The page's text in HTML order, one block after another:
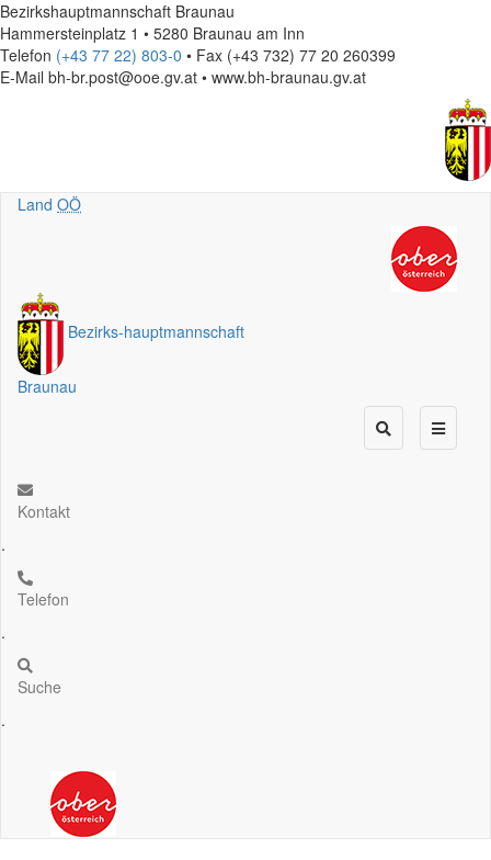
Bezirkshauptmannschaft Braunau
Hammersteinplatz 1 • 5280 Braunau am Inn
Telefon (+43 77 22) 803-0 • Fax (+43 732) 77 20 260399
E-Mail bh-br.post@ooe.gv.at • www.bh-braunau.gv.at
Land OÖ
Bezirks-hauptmannschaft
Braunau
Kontakt
.
Telefon
.
Suche
.